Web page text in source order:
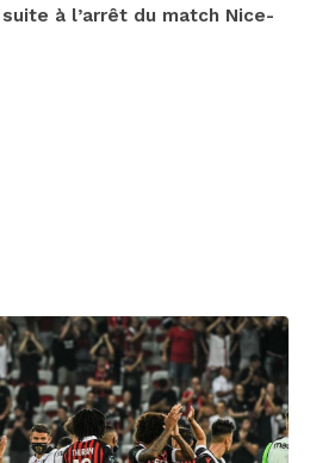
à l’arrêt du match Nice-